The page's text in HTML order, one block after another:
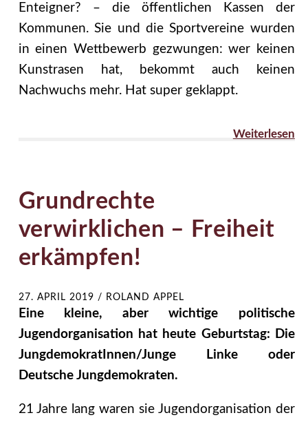
Enteigner? – die öffentlichen Kassen der
Kommunen. Sie und die Sportvereine wurden
in einen Wettbewerb gezwungen: wer keinen
Kunstrasen hat, bekommt auch keinen
Nachwuchs mehr. Hat super geklappt.
Weiterlesen
Grundrechte
verwirklichen – Freiheit
erkämpfen!
27. APRIL 2019 / ROLAND APPEL
Eine kleine, aber wichtige politische
Jugendorganisation hat heute Geburtstag: Die
JungdemokratInnen/Junge Linke oder
Deutsche Jungdemokraten.
21 Jahre lang waren sie Jugendorganisation der